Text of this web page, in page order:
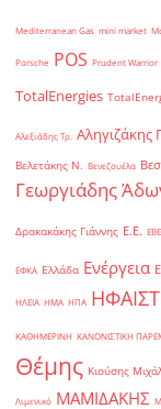
Mediterranean Gas mini market
Porsche POS Prudent Warrior
TotalEnergies
Αλεξιάδης Τρ. Αληγιζάκης
Βελετάκης Ν. Βενεζουέλα
Γεωργιάδης
Δρακακάκης Γιάννης Ε.Ε.
ΕΦΚΑ Ελλάδα Ενέργεια
ΗΛΕΙΑ ΗΜΑ ΗΠΑ
ΚΑΘΗΜΕΡΙΝΗ ΚΑΝΟΝΙΣΤΙΚΗ
Θέμης Κιούσης
Λιμενικό ΜΑΜΙΔΑΚΗΣ